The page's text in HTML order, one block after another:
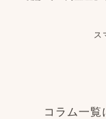
ス
コラム一覧